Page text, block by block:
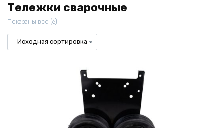
Тележки сварочные
Показаны все (6)